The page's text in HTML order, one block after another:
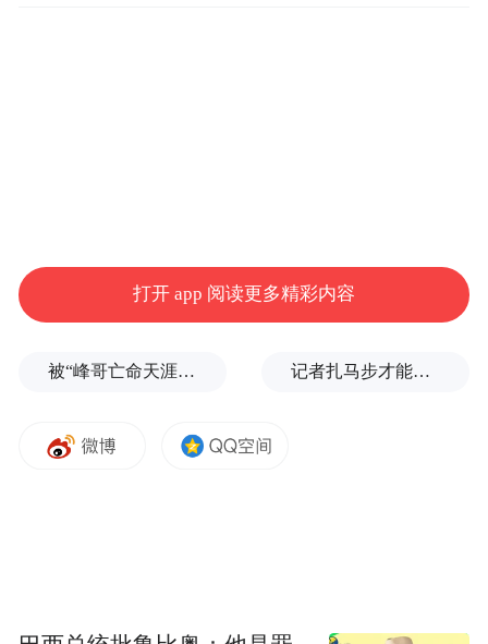
打开 app 阅读更多精彩内容
被“峰哥亡命天涯”举报偷税漏税，《铁齿铜牙纪晓岚》编剧汪海林回应 记者扎马步才能站稳，“白海豚”逼近浙江舟山，沿海已掀起大浪